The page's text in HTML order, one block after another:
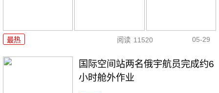
最热 阅读 11520 05-29
国际空间站两名俄宇航员完成约6
小时舱外作业